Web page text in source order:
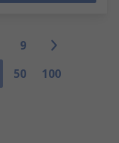
9
50 100